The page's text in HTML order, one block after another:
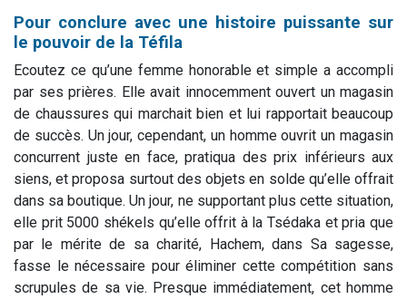
Pour conclure avec une histoire puissante sur
le pouvoir de la Téfila
Ecoutez ce qu’une femme honorable et simple a accompli
par ses prières. Elle avait innocemment ouvert un magasin
de chaussures qui marchait bien et lui rapportait beaucoup
de succès. Un jour, cependant, un homme ouvrit un magasin
concurrent juste en face, pratiqua des prix inférieurs aux
siens, et proposa surtout des objets en solde qu’elle offrait
dans sa boutique. Un jour, ne supportant plus cette situation,
elle prit 5000 shékels qu’elle offrit à la Tsédaka et pria que
par le mérite de sa charité, Hachem, dans Sa sagesse,
fasse le nécessaire pour éliminer cette compétition sans
scrupules de sa vie. Presque immédiatement, cet homme